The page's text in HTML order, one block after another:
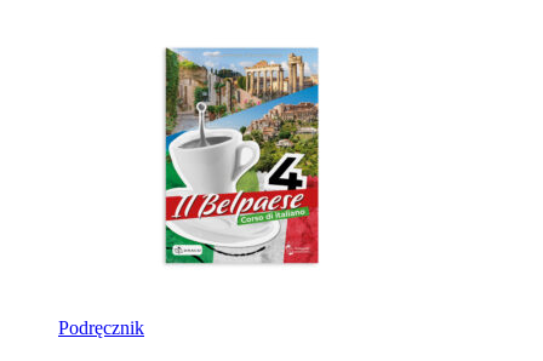
Podręcznik